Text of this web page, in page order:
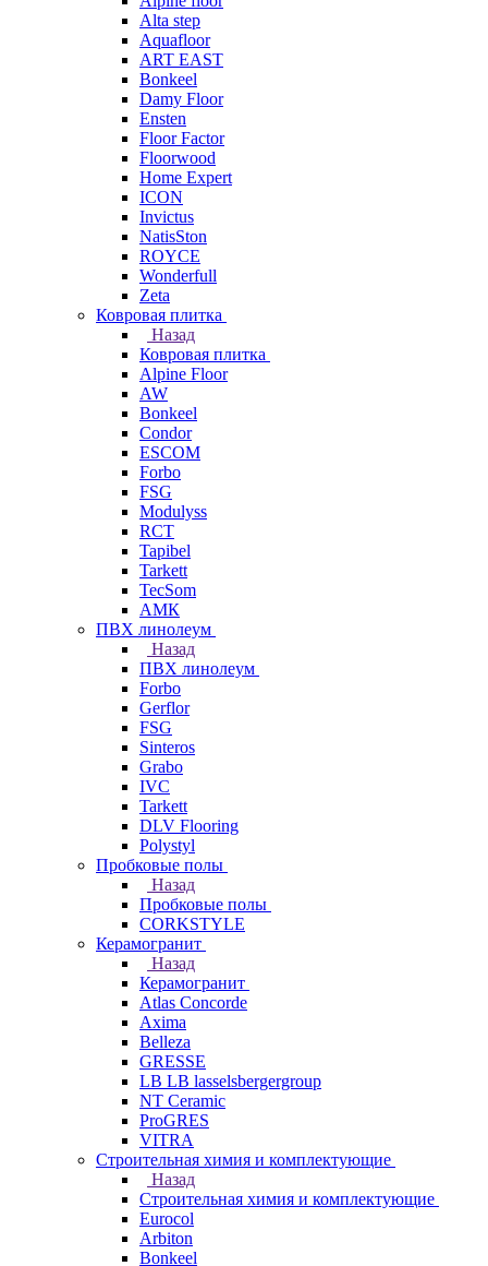
Alta step
Aquafloor
ART EAST
Bonkeel
Damy Floor
Ensten
Floor Factor
Floorwood
Home Expert
ICON
Invictus
NatisSton
ROYCE
Wonderfull
Zeta
Ковровая плитка
Назад
Ковровая плитка
Alpine Floor
AW
Bonkeel
Condor
ESCOM
Forbo
FSG
Modulyss
RCT
Tapibel
Tarkett
TecSom
АМК
ПВХ линолеум
Назад
ПВХ линолеум
Forbo
Gerflor
FSG
Sinteros
Grabo
IVC
Tarkett
DLV Flooring
Polystyl
Пробковые полы
Назад
Пробковые полы
CORKSTYLE
Керамогранит
Назад
Керамогранит
Atlas Concorde
Axima
Belleza
GRESSE
LB LB lasselsbergergroup
NT Ceramic
ProGRES
VITRA
Строительная химия и комплектующие
Назад
Строительная химия и комплектующие
Eurocol
Arbiton
Bonkeel